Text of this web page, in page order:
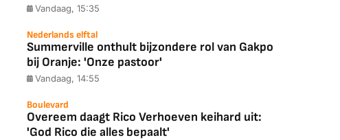
Vandaag, 15:35
Nederlands elftal
Summerville onthult bijzondere rol van Gakpo
bij Oranje: 'Onze pastoor'
Vandaag, 14:55
Boulevard
Overeem daagt Rico Verhoeven keihard uit:
'God Rico die alles bepaalt'